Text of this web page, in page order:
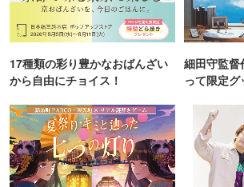
17種類の彩り豊かなおばんざい
から自由にチョイス！
細田守監督
って限定